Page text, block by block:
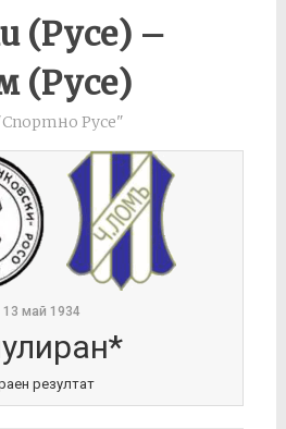
(Русе) –
(Русе)
Русе"
13 май 1934
резултат